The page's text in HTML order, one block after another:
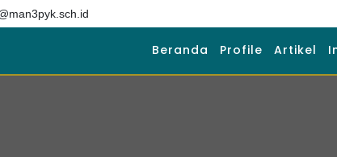
Beranda Profile Artikel